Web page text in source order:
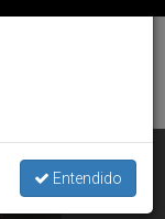
Entendido